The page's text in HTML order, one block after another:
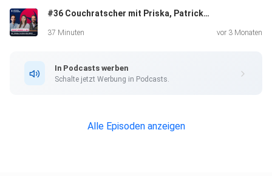
#36 Couchratscher mit Priska, Patrick und Simon - Mission Handwerk is back
37 Minuten vor 3 Monaten
In Podcasts werben
Schalte jetzt Werbung in Podcasts.
Alle Episoden anzeigen